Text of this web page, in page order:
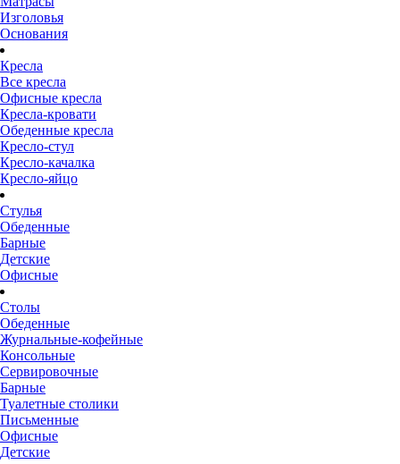
Изголовья
Основания
Кресла
Все кресла
Офисные кресла
Кресла-кровати
Обеденные кресла
Кресло-стул
Кресло-качалка
Кресло-яйцо
Стулья
Обеденные
Барные
Детские
Офисные
Столы
Обеденные
Журнальные-кофейные
Консольные
Сервировочные
Барные
Туалетные столики
Письменные
Офисные
Детские